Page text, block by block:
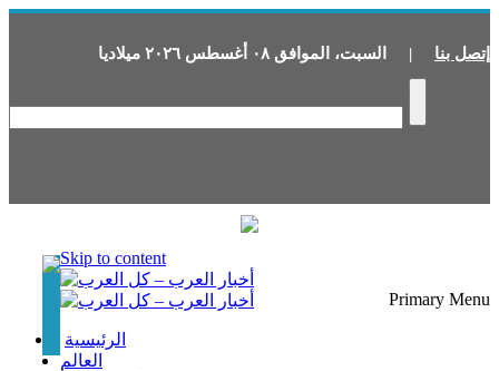
إتصل بنا | السبت، الموافق ٠٨ أغسطس ٢٠٢٦ ميلاديا
Skip to content
Primary Menu
الرئيسية
العالم